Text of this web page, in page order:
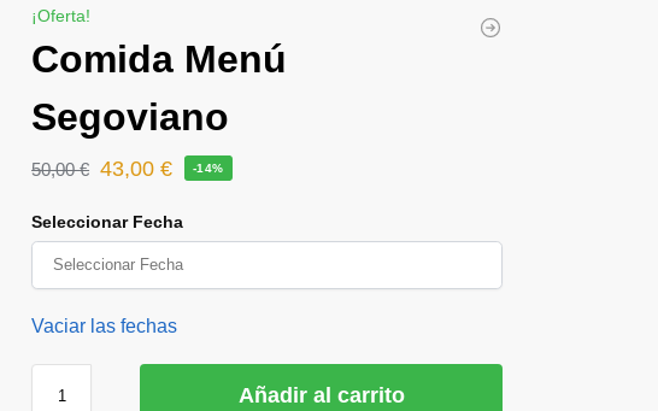
¡Oferta!
Comida Menú
Segoviano
50,00€ 43,00€ -14%
Seleccionar Fecha
Vaciar las fechas
Añadir al carrito